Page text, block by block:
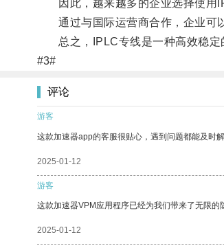
因此，越来越多的企业选择使用
通过与国际运营商合作，企业可以
总之，IPLC专线是一种高效稳定
#3#
评论
游客
这款加速器app的客服很贴心，遇到问题都能及时
2025-01-12
游客
这款加速器VPM应用程序已经为我们带来了无限的
2025-01-12